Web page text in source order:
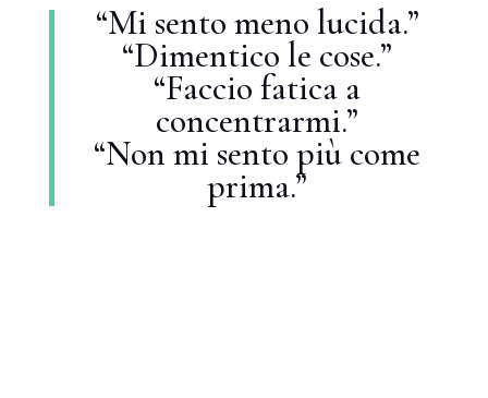
“Mi sento meno lucida.”
“Dimentico le cose.”
“Faccio fatica a
concentrarmi.”
“Non mi sento più come
prima.”